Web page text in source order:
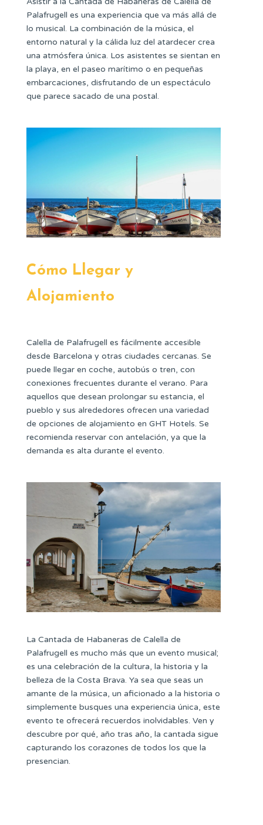
Palafrugell es una experiencia que va más allá de
lo musical. La combinación de la música, el
entorno natural y la cálida luz del atardecer crea
una atmósfera única. Los asistentes se sientan en
la playa, en el paseo marítimo o en pequeñas
embarcaciones, disfrutando de un espectáculo
que parece sacado de una postal.
Cómo Llegar y
Alojamiento
Calella de Palafrugell es fácilmente accesible
desde Barcelona y otras ciudades cercanas. Se
puede llegar en coche, autobús o tren, con
conexiones frecuentes durante el verano. Para
aquellos que desean prolongar su estancia, el
pueblo y sus alrededores ofrecen una variedad
de opciones de alojamiento en GHT Hotels. Se
recomienda reservar con antelación, ya que la
demanda es alta durante el evento.
La Cantada de Habaneras de Calella de
Palafrugell es mucho más que un evento musical;
es una celebración de la cultura, la historia y la
belleza de la Costa Brava. Ya sea que seas un
amante de la música, un aficionado a la historia o
simplemente busques una experiencia única, este
evento te ofrecerá recuerdos inolvidables. Ven y
descubre por qué, año tras año, la cantada sigue
capturando los corazones de todos los que la
presencian.